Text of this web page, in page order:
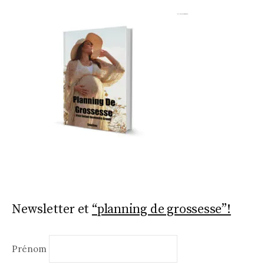
Newsletter et “planning de grossesse”!
Prénom